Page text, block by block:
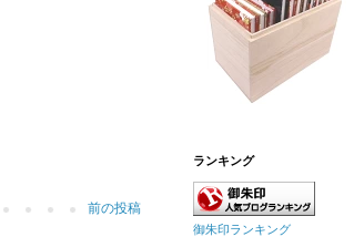
前の投稿
ランキング
御朱印ランキング